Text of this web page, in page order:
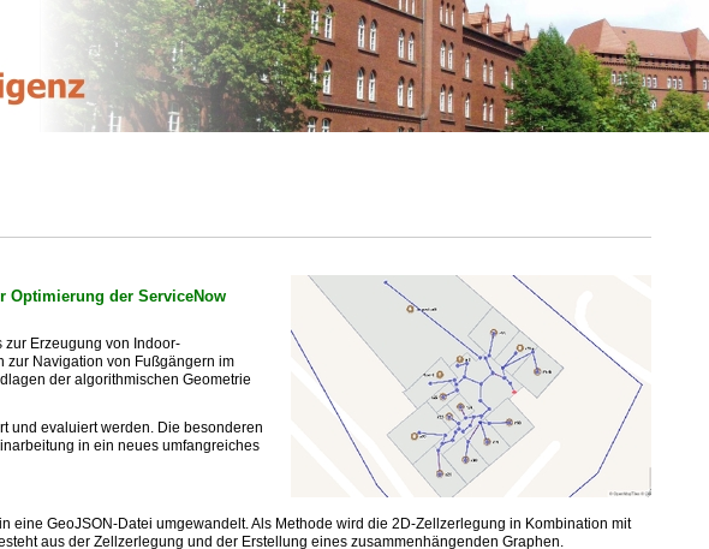
Optimierung der ServiceNow
zur Erzeugung von Indoor-
zur Navigation von Fußgängern im
der algorithmischen Geometrie
und evaluiert werden. Die besonderen
in ein neues umfangreiches
GeoJSON-Datei umgewandelt. Als Methode wird die 2D-Zellzerlegung in Kombination mit
aus der Zellzerlegung und der Erstellung eines zusammenhängenden Graphen.